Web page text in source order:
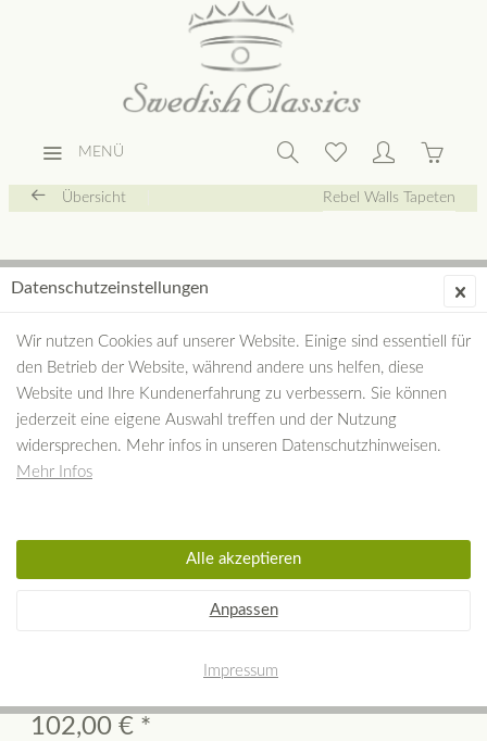
MENÜ
Übersicht Rebel Walls Tapeten
REBEL WALLS Tapete Artisan Tiles,
102,00 € *
Datenschutzeinstellungen
Wir nutzen Cookies auf unserer Website. Einige sind essentiell für
den Betrieb der Website, während andere uns helfen, diese
Website und Ihre Kundenerfahrung zu verbessern. Sie können
jederzeit eine eigene Auswahl treffen und der Nutzung
widersprechen. Mehr infos in unseren Datenschutzhinweisen.
Mehr Infos
Anpassen
Alle akzeptieren
Impressum